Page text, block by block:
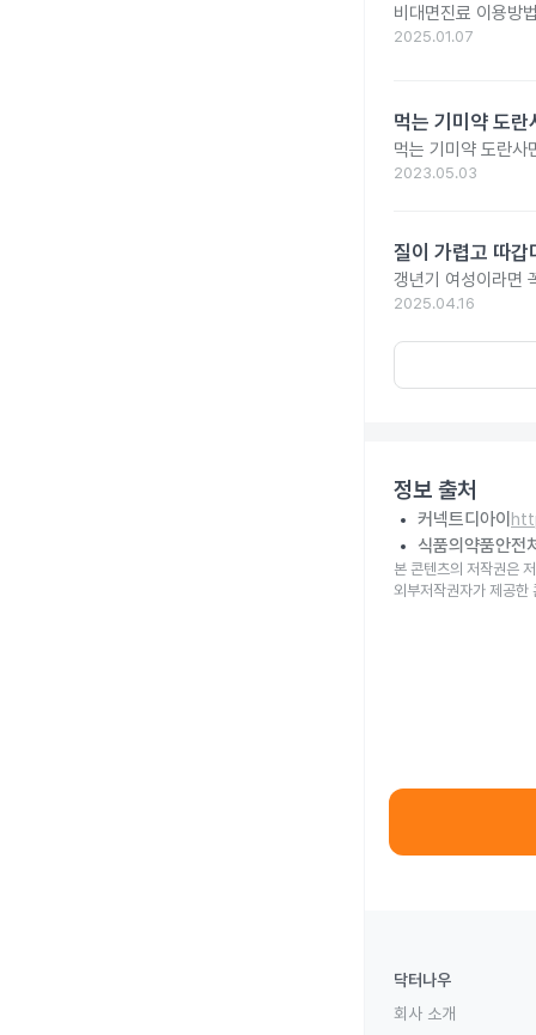
비대면진료 이용방
2025.01.07
먹는 기미약 도
먹는 기미약 도란사
2023.05.03
질이 가렵고 따
갱년기 여성이라면
2025.04.16
정보 출처
커넥트디아이
식품의약품안전
본 콘텐츠의 저작권은
외부저작권자가 제공한
닥터나우
회사 소개